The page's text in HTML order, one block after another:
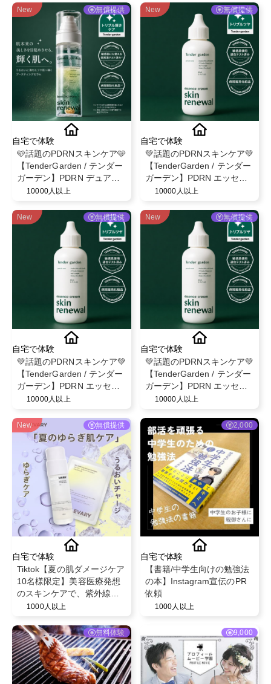
New 無償提供
自宅で体験
🩵話題のPDRNスキンケア🩵
【TenderGarden / テンダー
ガーデン】PDRN デュアル
ブースト 美容液ミスト モニ
10000人以上
New 無償提供
自宅で体験
💚話題のPDRNスキンケア💚
【TenderGarden / テンダー
ガーデン】PDRN エッセン
スクリーム 80ml モニター募
10000人以上
New 無償提供
自宅で体験
💚話題のPDRNスキンケア💚
【TenderGarden / テンダー
ガーデン】PDRN エッセン
スクリーム 80ml モニター募
10000人以上
New 無償提供
自宅で体験
💚話題のPDRNスキンケア💚
【TenderGarden / テンダー
ガーデン】PDRN エッセン
スクリーム 80ml モニター募
10000人以上
New 無償提供
自宅で体験
Tiktok【夏の肌ダメージケア
10名様限定】美容医療発想
のスキンケアで、紫外線や
乾燥でゆらぎやすい肌を整
ット
1000人以上
2,000
自宅で体験
【書籍/中学生向けの勉強法
の本】Instagram宣伝のPR
依頼
1000人以上
無料体験 9,000